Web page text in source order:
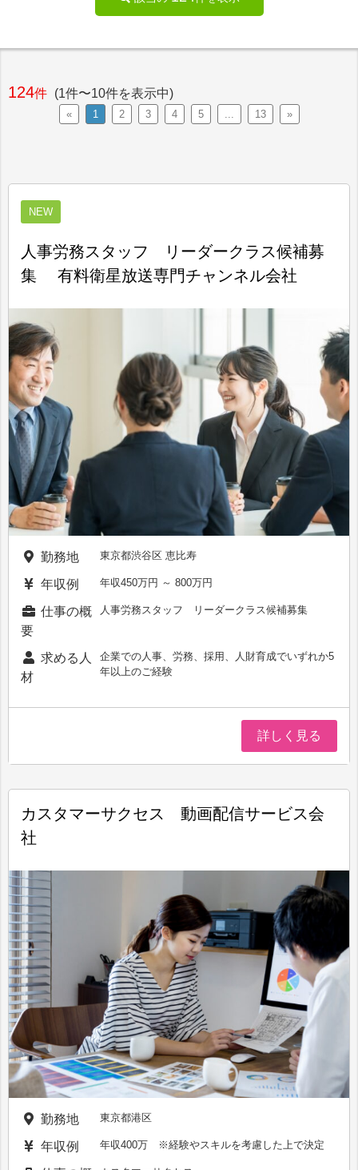
124件 (1件〜10件を表示中)
« 1 2 3 4 5 ... 13 »
NEW
人事労務スタッフ リーダークラス候補募
集 有料衛星放送専門チャンネル会社
勤務地 東京都渋谷区 恵比寿
年収例 年収450万円 ～ 800万円
仕事の概
要
人事労務スタッフ リーダークラス候補募集
求める人
材
企業での人事、労務、採用、人財育成でいずれか5
年以上のご経験
詳しく見る
カスタマーサクセス 動画配信サービス会
社
勤務地 東京都港区
年収例 年収400万 ※経験やスキルを考慮した上で決定